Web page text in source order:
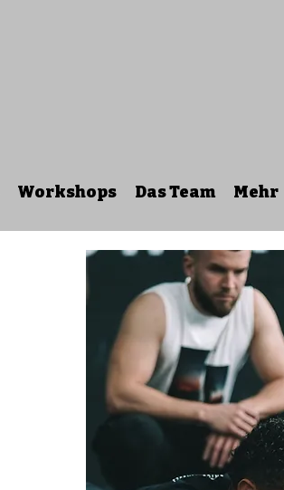
Workshops Das Team Mehr